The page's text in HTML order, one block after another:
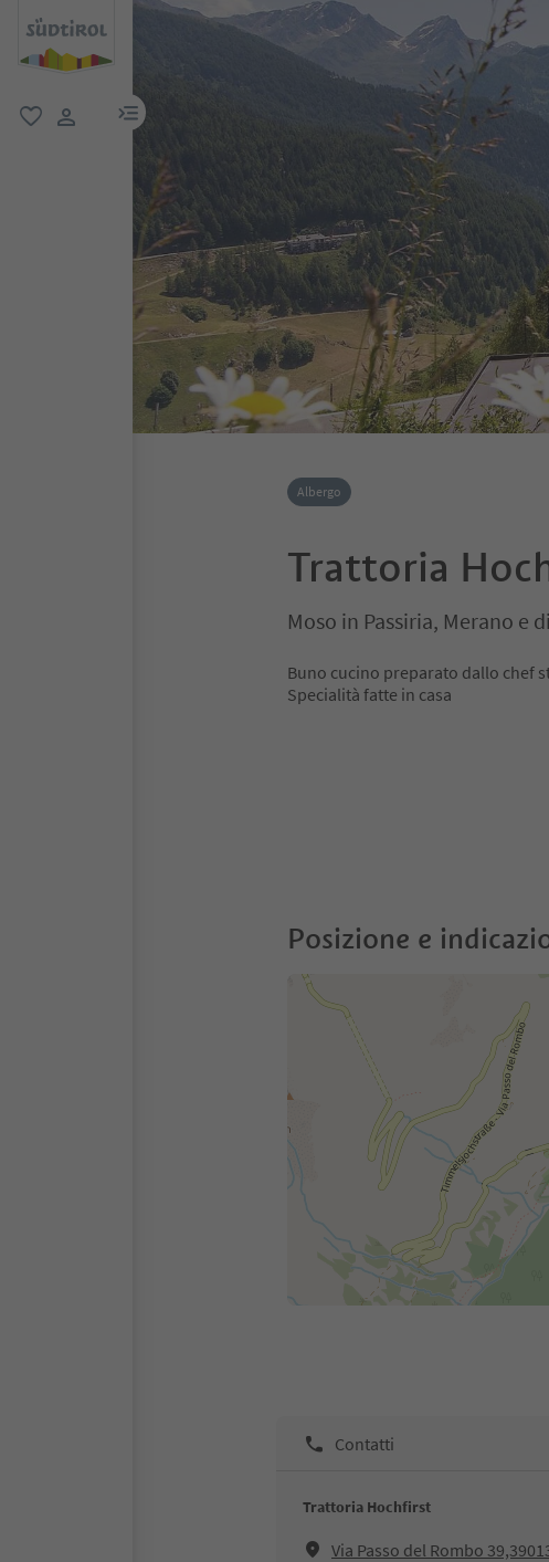
menu link
Albergo
Trattoria
Moso in Passiria, Merano e
Buno cucino preparato dallo chef
Specialità fatte in casa
Posizione e
Contatti
Trattoria Hochfirst
Via Passo del Rombo